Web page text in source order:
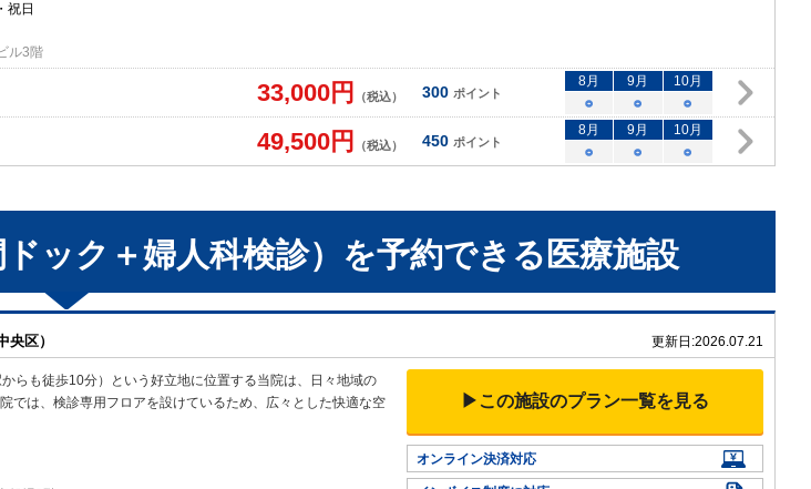
祝日
ル3階
33,000円 （税込） 300 ポイント
8月 9月 10月
○
○ ○
49,500円 （税込） 450 ポイント
8月 9月 10月
○
○ ○
ック＋婦人科検診） を予約できる 医療施設
央区） 更新日:2026.07.21
らも徒歩10分）という好立地に位置する当院は、日々地域の
では、検診専用フロアを設けているため、広々とした快適な空
▶この施設のプラン一覧を見る
オンライン決済対応